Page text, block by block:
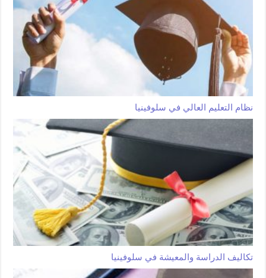
نظام التعليم العالي في سلوفينيا
تكاليف الدراسة والمعيشة في سلوفينيا